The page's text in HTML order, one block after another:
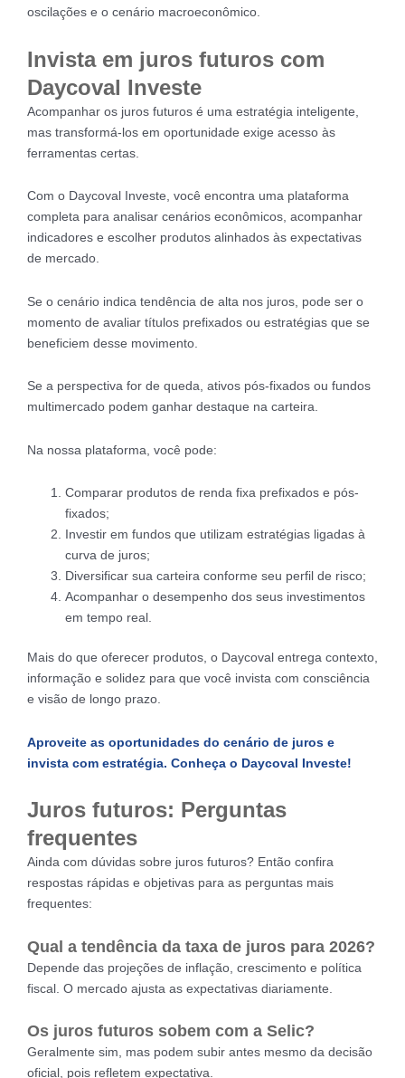
oscilações e o cenário macroeconômico.
Invista em juros futuros com
Daycoval Investe
Acompanhar os juros futuros é uma estratégia inteligente,
mas transformá-los em oportunidade exige acesso às
ferramentas certas.
Com o Daycoval Investe, você encontra uma plataforma
completa para analisar cenários econômicos, acompanhar
indicadores e escolher produtos alinhados às expectativas
de mercado.
Se o cenário indica tendência de alta nos juros, pode ser o
momento de avaliar títulos prefixados ou estratégias que se
beneficiem desse movimento.
Se a perspectiva for de queda, ativos pós-fixados ou fundos
multimercado podem ganhar destaque na carteira.
Na nossa plataforma, você pode:
Comparar produtos de renda fixa prefixados e pós-
fixados;
Investir em fundos que utilizam estratégias ligadas à
curva de juros;
Diversificar sua carteira conforme seu perfil de risco;
Acompanhar o desempenho dos seus investimentos
em tempo real.
Mais do que oferecer produtos, o Daycoval entrega contexto,
informação e solidez para que você invista com consciência
e visão de longo prazo.
Aproveite as oportunidades do cenário de juros e
invista com estratégia. Conheça o Daycoval Investe!
Juros futuros: Perguntas
frequentes
Ainda com dúvidas sobre juros futuros? Então confira
respostas rápidas e objetivas para as perguntas mais
frequentes:
Qual a tendência da taxa de juros para 2026?
Depende das projeções de inflação, crescimento e política
fiscal. O mercado ajusta as expectativas diariamente.
Os juros futuros sobem com a Selic?
Geralmente sim, mas podem subir antes mesmo da decisão
oficial, pois refletem expectativa.